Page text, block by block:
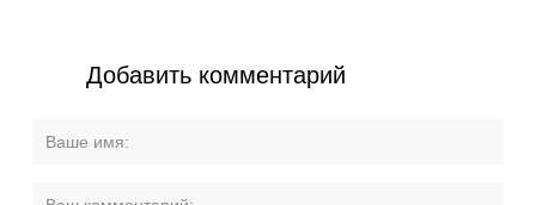
Добавить комментарий